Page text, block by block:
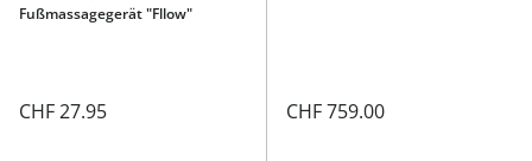
Fußmassagegerät "Fllow"
CHF 27.95 CHF 759.00